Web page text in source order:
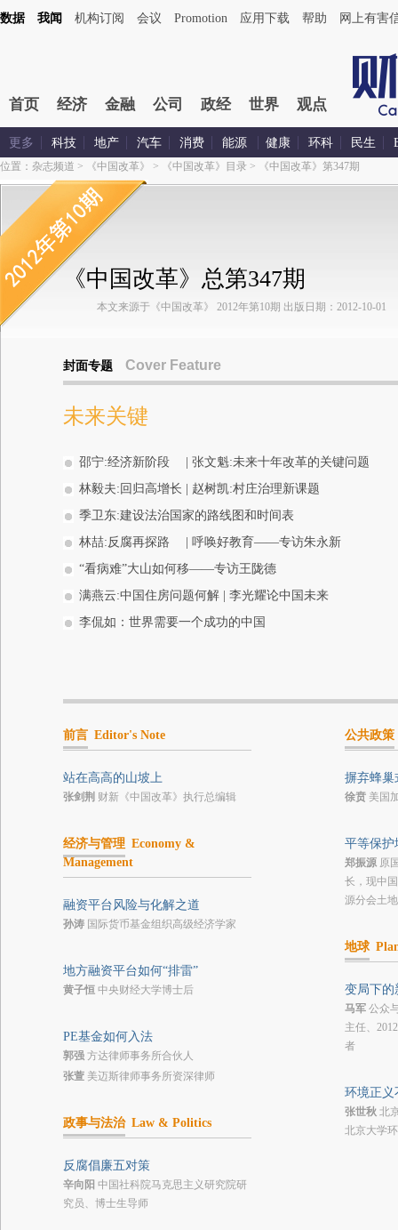
数据 我闻 机构订阅 会议 Promotion 应用下载 帮助 网上有害
首页 经济 金融 公司 政经 世界 观点
更多 科技 地产 汽车 消费 能源 健康 环科 民生
位置： 杂志频道 > 《中国改革》 > 《中国改革》目录 > 《中国改革》第347期
《中国改革》总第347期
本文来源于《中国改革》 2012年第10期 出版日期：2012-10-01
封面专题 Cover Feature
未来关键
邵宁:经济新阶段
张文魁:未来十年改革的关键问题
林毅夫:回归高增长
赵树凯:村庄治理新课题
季卫东:建设法治国家的路线图和时间表
林喆:反腐再探路
呼唤好教育——专访朱永新
“看病难”大山如何移——专访王陇德
满燕云:中国住房问题何解
李光耀论中国未来
李侃如：世界需要一个成功的中国
前言 Editor's Note
站在高高的山坡上
张剑荆 财新《中国改革》执行总编辑
经济与管理 Economy &
Management
融资平台风险与化解之道
孙涛 国际货币基金组织高级经济学家
地方融资平台如何“排雷”
黄子恒 中央财经大学博士后
PE基金如何入法
郭强 方达律师事务所合伙人
张萱 美迈斯律师事务所资深律师
政事与法治 Law & Politics
反腐倡廉五对策
辛向阳 中国社科院马克思主义研究院研
究员、博士生导师
公共政策
摒弃蜂巢
徐贲 美国
平等保护
郑振源 原
长，现中
源分会土
地球
变局下的
马军 公众
主任、
者
环境正义
张世秋 北
北京大学